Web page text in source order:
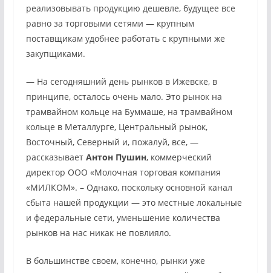
реализовывать продукцию дешевле, будущее все
равно за торговыми сетями — крупным
поставщикам удобнее работать с крупными же
закупщиками.
— На сегодняшний день рынков в Ижевске, в
принципе, осталось очень мало. Это рынок на
трамвайном кольце на Буммаше, на трамвайном
кольце в Металлурге, Центральный рынок,
Восточный, Северный и, пожалуй, все, —
рассказывает Антон Пушин, коммерческий
директор ООО «Молочная торговая компания
«МИЛКОМ». – Однако, поскольку основной канал
сбыта нашей продукции — это местные локальные
и федеральные сети, уменьшение количества
рынков на нас никак не повлияло.
В большинстве своем, конечно, рынки уже